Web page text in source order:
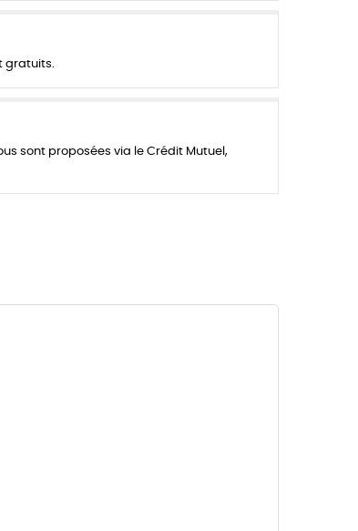
gratuits.
sont proposées via le Crédit Mutuel,